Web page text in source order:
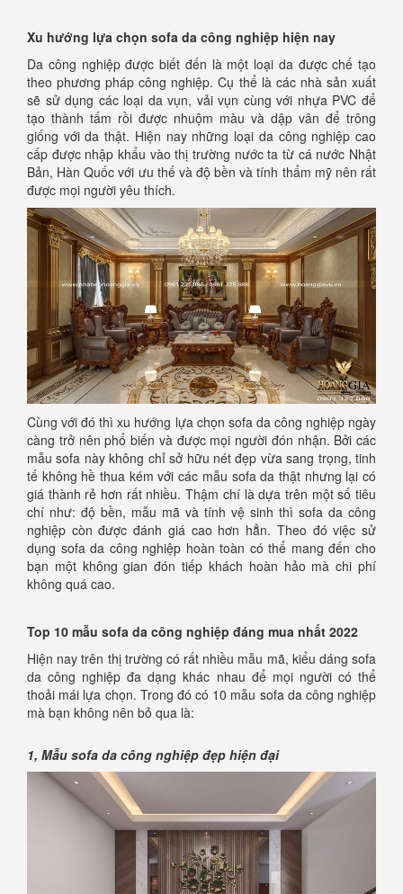
Xu hướng lựa chọn sofa da công nghiệp hiện nay
Da công nghiệp được biết đến là một loại da được chế tạo
theo phương pháp công nghiệp. Cụ thể là các nhà sản xuất
sẽ sử dụng các loại da vụn, vải vụn cùng với nhựa PVC để
tạo thành tấm rồi được nhuộm màu và dập vân để trông
giống với da thật. Hiện nay những loại da công nghiệp cao
cấp được nhập khẩu vào thị trường nước ta từ cá nước Nhật
Bản, Hàn Quốc với ưu thế và độ bền và tính thẩm mỹ nên rất
được mọi người yêu thích.
Cùng với đó thì xu hướng lựa chọn sofa da công nghiệp ngày
càng trở nên phổ biến và được mọi người đón nhận. Bởi các
mẫu sofa này không chỉ sở hữu nét đẹp vừa sang trọng, tinh
tế không hề thua kém với các mẫu sofa da thật nhưng lại có
giá thành rẻ hơn rất nhiều. Thậm chí là dựa trên một số tiêu
chí như: độ bền, mẫu mã và tính vệ sinh thì sofa da công
nghiệp còn được đánh giá cao hơn hẳn. Theo đó việc sử
dụng sofa da công nghiệp hoàn toàn có thể mang đến cho
bạn một không gian đón tiếp khách hoàn hảo mà chi phí
không quá cao.
Top 10 mẫu sofa da công nghiệp đáng mua nhất 2022
Hiện nay trên thị trường có rất nhiều mẫu mã, kiểu dáng sofa
da công nghiệp đa dạng khác nhau để mọi người có thể
thoải mái lựa chọn. Trong đó có 10 mẫu sofa da công nghiệp
mà bạn không nên bỏ qua là:
1, Mẫu sofa da công nghiệp đẹp hiện đại